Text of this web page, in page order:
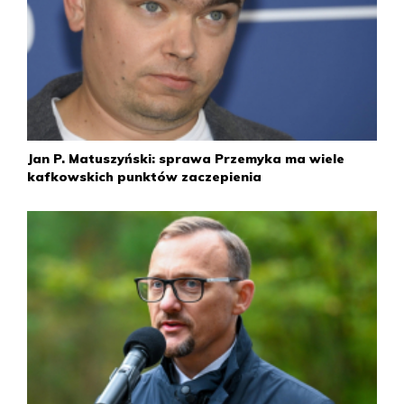
1 lutego
W liście do swojej ciotki Marii Mrożkiewicz w Paryżu
Barbara Sadowska podsumowała dotychczasowe
działania reżimu stanu wojennego w sprawie śmierci jej
syna: „Bóg zabrał mi dziecko, a ja je wciąż osłaniam przed
gromadą szczurów działających w majestacie prawa”.
11 lutego
Cezary Filozof zostaje pobity przez „nieznanych
16 lutego
„Przebrała się miara nieprawości” – napisał mec.
Władysław Siła-Nowicki w liście do gen. Wojciecha
Jaruzelskiego. Reprezentując matkę Grzegorza Przemyka,
skrytykował on postępowanie prowadzone przez
prokuraturę i milicję. List był cytowany przez Radio Wolna
Jan P. Matuszyński: sprawa Przemyka ma wiele
kafkowskich punktów zaczepienia